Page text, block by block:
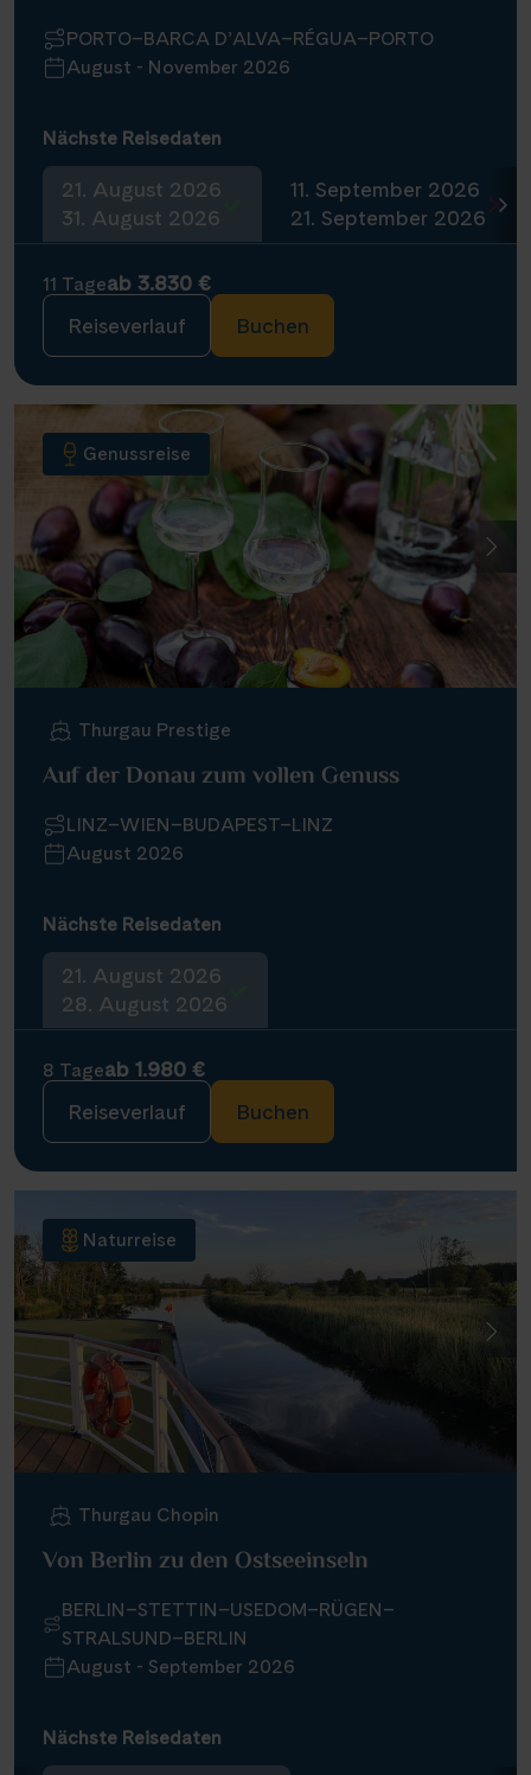
PORTO–BARCA D’ALVA–RÉGUA–PORTO
August - November 2026
Nächste Reisedaten
21. August 2026
31. August 2026
11. September 2026
21. September 2026
11 Tageab 3.830 €
Reiseverlauf
Buchen
Genussreise
Thurgau Prestige
Auf der Donau zum vollen Genuss
LINZ–WIEN–BUDAPEST–LINZ
August 2026
Nächste Reisedaten
21. August 2026
28. August 2026
8 Tageab 1.980 €
Reiseverlauf
Buchen
Naturreise
Thurgau Chopin
Von Berlin zu den Ostseeinseln
BERLIN–STETTIN–USEDOM–RÜGEN–
STRALSUND–BERLIN
August - September 2026
Nächste Reisedaten